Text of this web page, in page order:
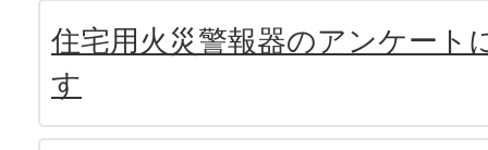
住宅用火災警報器のアンケート
す